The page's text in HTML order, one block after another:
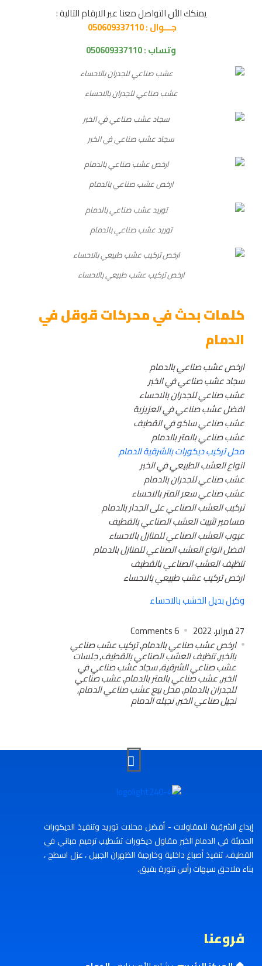
يمنكك الأن التواصل معنا عبر الارقام التالية :
جـــوال : 050609337110
وتساب :050609337110
عشب صناعي للجدران بالاحساء
سجاد عشب صناعي في الخبر
ارخص عشب صناعي بالدمام
توريد عشب صناعي بالدمام
ارخص تركيب عشب طبيعي بالاحساء
كلمات بحث في محركات قوقل في
الدمام
ارخص عشب صناعي بالدمام
سجاد عشب صناعي في الخبر
عشب صناعي للجدران بالاحساء
افضل عشب صناعي في العزيزية
عشب صناعي ساكو في القطيف
عشب صناعي بالمتر بالدمام
محل تركيب ديكورات بالشرقية الدمام
انواع العشب الطبيعي في الخبر
عشب صناعي للجدران بالدمام
عشب صناعي سعر المتر بالاحساء
تركيب العشب الصناعي على الجدار بالدمام
مسامير تثبيت العشب الصناعي بالقطيف
عيوب العشب الصناعي للمنازل بالاحساء
افضل انواع العشب الصناعي للمنازل بالدمام
تنظيف العشب الصناعي بالقطيف
ارخص تركيب عشب طبيعي بالاحساء
وكيل بديل الخشب بالاحساء
27 فبراير، 2022
6
ارخص عشب صناعي بالدمام,تركيب عشب صناعي
بالخبر,تنظيف العشب الصناعي بالقطيف,جلسات
عشب صناعي الشرقية,سجاد عشب صناعي في
الخبر,عشب صناعي بالمتر بالدمام,عشب صناعي
للجدران بالدمام,محل بيع عشب صناعي الدمام,
نجيل صناعي الخبر,نجيله الدمام
إبداع الشرقية للمقاولات - أفضل محلات توريد وتنفيذ الديكورات
الحديثة في الدمام الخبر مقاول ديكورات تشطيب ترميم مباني في
القطيف، تنفيذ أصباغ داخلية وخارجية الظهران الجبيل ، عزل اسطح ،
بناء ملاحق سيهات رأس تنورة بقيق.
فروعنا